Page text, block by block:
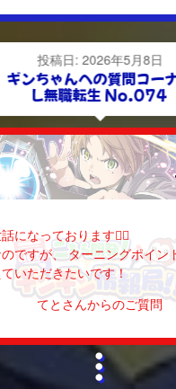
投稿日: 2026年5月8日
ギンちゃんへの質問コー
L無職転生 No.074
になっております🙇‍♀️
ですが、 ターニングポイン
いただきたいです！
てとさんからのご質問